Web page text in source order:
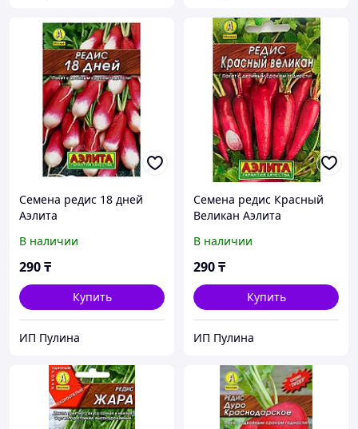
Семена редис 18 дней
Аэлита
В наличии
290₸
Купить
ИП Пулина
Семена редис Красный
Великан Аэлита
В наличии
290₸
Купить
ИП Пулина